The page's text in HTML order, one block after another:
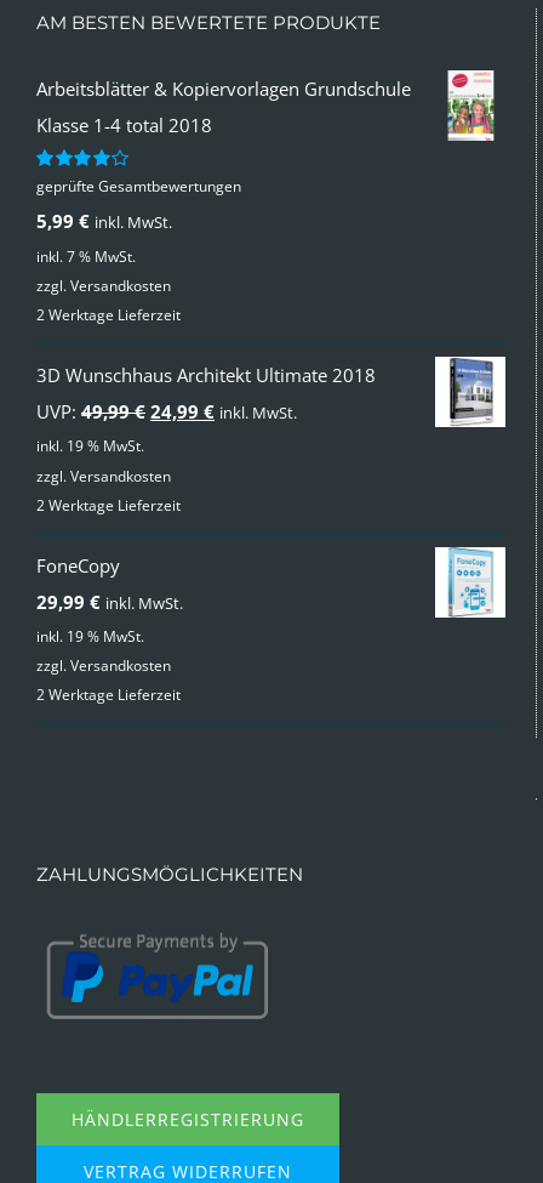
AM BESTEN BEWERTETE PRODUKTE
Arbeitsblätter & Kopiervorlagen Grundschule
Klasse 1-4 total 2018
Bewertet
von 5
geprüfte Gesamtbewertungen
5,99 € inkl. MwSt.
inkl. 7 % MwSt.
zzgl.Versandkosten
2 Werktage Lieferzeit
3D Wunschhaus Architekt Ultimate 2018
UVP: 49,99€ Ursprünglicher
war:
24,99 €Aktueller
inkl. MwSt.
inkl. 19 % MwSt.
zzgl.Versandkosten
2 Werktage Lieferzeit
FoneCopy
29,99 € inkl. MwSt.
inkl. 19 % MwSt.
zzgl.Versandkosten
2 Werktage Lieferzeit
ZAHLUNGSMÖGLICHKEITEN
HÄNDLERREGISTRIERUNG
VERTRAG WIDERRUFEN